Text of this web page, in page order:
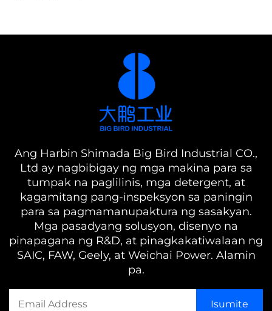
Ang Harbin Shimada Big Bird Industrial CO.,
Ltd ay nagbibigay ng mga makina para sa
tumpak na paglilinis, mga detergent, at
kagamitang pang-inspeksyon sa paningin
para sa pagmamanupaktura ng sasakyan.
Mga pasadyang solusyon, disenyo na
pinapagana ng R&D, at pinagkakatiwalaan ng
SAIC, FAW, Geely, at Weichai Power. Alamin
pa.